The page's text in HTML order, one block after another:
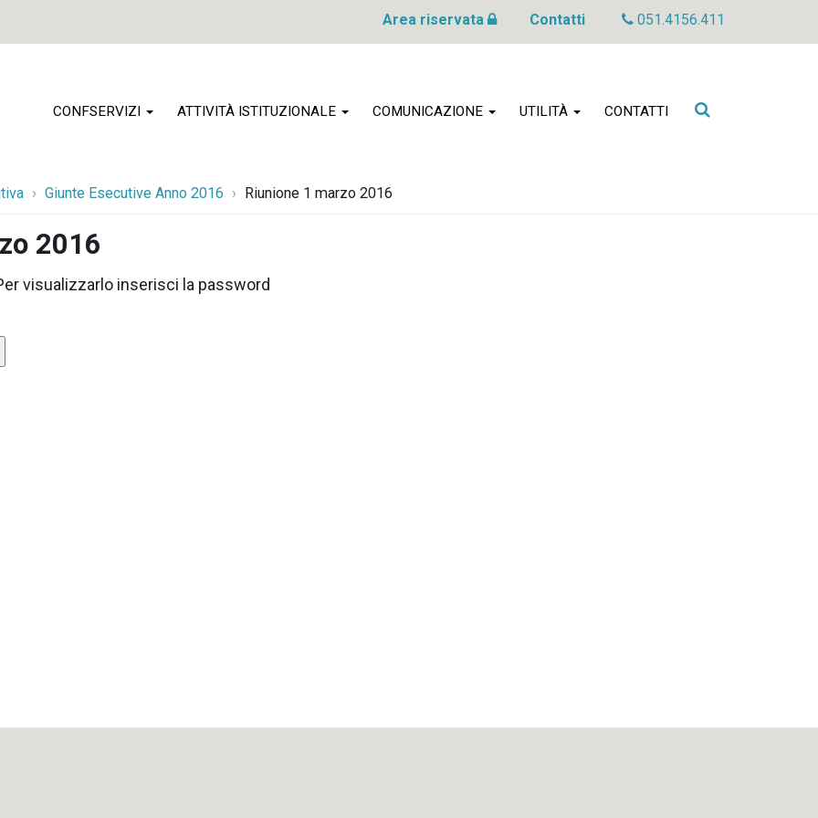
Area riservata Contatti 051.4156.411
CONFSERVIZI ATTIVITÀ ISTITUZIONALE COMUNICAZIONE UTILITÀ CONTATTI
Cerca
Giunte Esecutive Anno 2016 Riunione 1 marzo 2016
2016
visualizzarlo inserisci la password